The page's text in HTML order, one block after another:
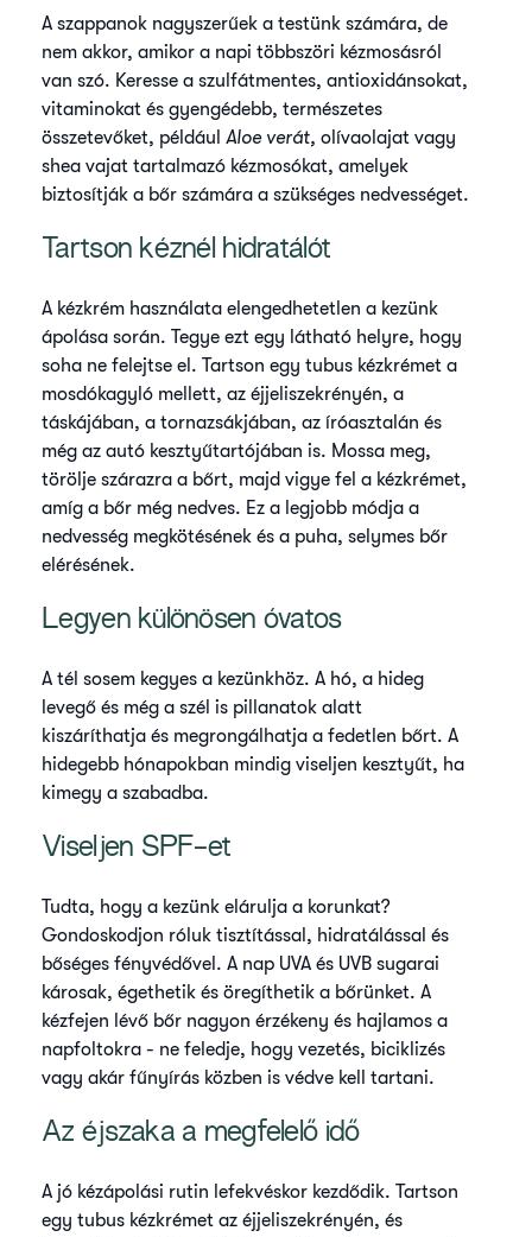
A szappanok nagyszerűek a testünk számára, de
nem akkor, amikor a napi többszöri kézmosásról
van szó. Keresse a szulfátmentes, antioxidánsokat,
vitaminokat és gyengédebb, természetes
összetevőket, példáulAloe verát, olívaolajat vagy
shea vajat tartalmazó kézmosókat, amelyek
biztosítják a bőr számára a szükséges nedvességet.
Tartson kéznél hidratálót
A kézkrém használata elengedhetetlen a kezünk
ápolása során. Tegye ezt egy látható helyre, hogy
soha ne felejtse el. Tartson egy tubus kézkrémet a
mosdókagyló mellett, az éjjeliszekrényén, a
táskájában, a tornazsákjában, az íróasztalán és
még az autó kesztyűtartójában is. Mossa meg,
törölje szárazra a bőrt, majd vigye fel a kézkrémet,
amíg a bőr még nedves. Ez a legjobb módja a
nedvesség megkötésének és a puha, selymes bőr
elérésének.
Legyen különösen óvatos
A tél sosem kegyes a kezünkhöz. A hó, a hideg
levegő és még a szél is pillanatok alatt
kiszáríthatja és megrongálhatja a fedetlen bőrt. A
hidegebb hónapokban mindig viseljen kesztyűt, ha
kimegy a szabadba.
Viseljen SPF-et
Tudta, hogy a kezünk elárulja a korunkat?
Gondoskodjon róluk tisztítással, hidratálással és
bőséges fényvédővel. A nap UVA és UVB sugarai
károsak, égethetik és öregíthetik a bőrünket. A
kézfejen lévő bőr nagyon érzékeny és hajlamos a
napfoltokra - ne feledje, hogy vezetés, biciklizés
vagy akár fűnyírás közben is védve kell tartani.
Az éjszaka a megfelelő idő
A jó kézápolási rutin lefekvéskor kezdődik. Tartson
egy tubus kézkrémet az éjjeliszekrényén, és